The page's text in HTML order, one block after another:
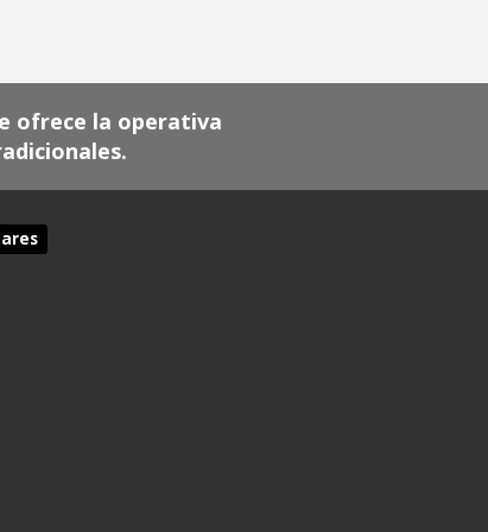
ofrece la operativa